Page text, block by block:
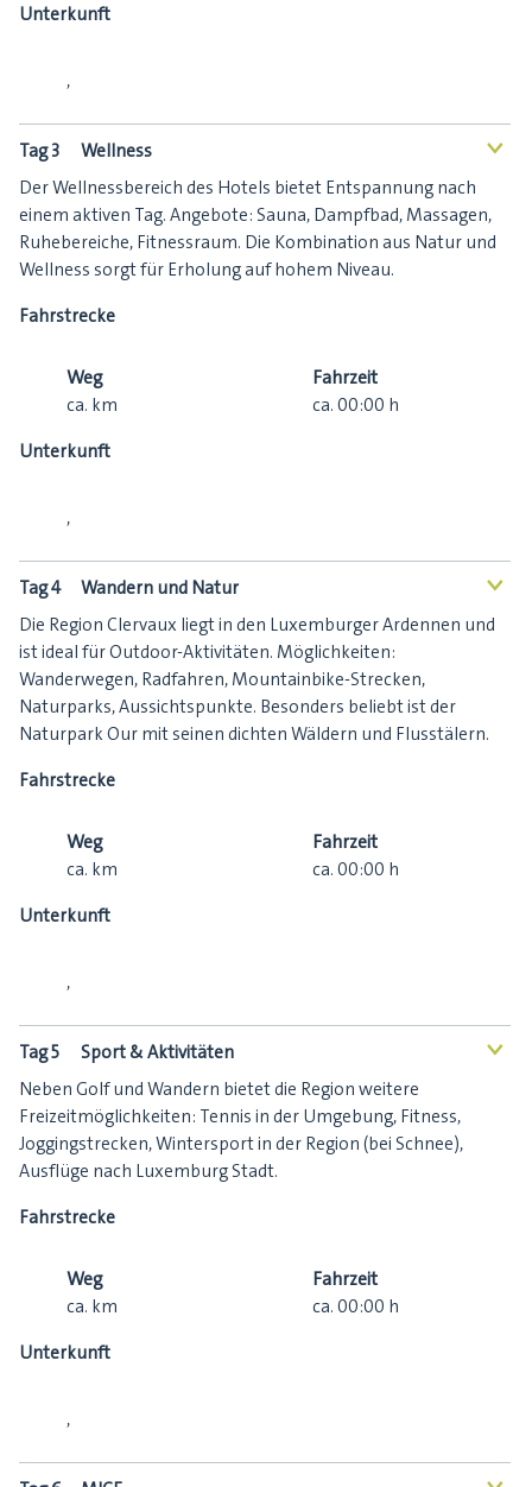
Unterkunft
,
Tag 3 Wellness <
Der Wellnessbereich des Hotels bietet Entspannung nach
einem aktiven Tag. Angebote: Sauna, Dampfbad, Massagen,
Ruhebereiche, Fitnessraum. Die Kombination aus Natur und
Wellness sorgt für Erholung auf hohem Niveau.
Fahrstrecke
Weg
ca. km
Fahrzeit
ca. 00:00 h
Unterkunft
,
Tag 4 Wandern und Natur <
Die Region Clervaux liegt in den Luxemburger Ardennen und
ist ideal für Outdoor-Aktivitäten. Möglichkeiten:
Wanderwegen, Radfahren, Mountainbike-Strecken,
Naturparks, Aussichtspunkte. Besonders beliebt ist der
Naturpark Our mit seinen dichten Wäldern und Flusstälern.
Fahrstrecke
Weg
ca. km
Fahrzeit
ca. 00:00 h
Unterkunft
,
Tag 5 Sport & Aktivitäten <
Neben Golf und Wandern bietet die Region weitere
Freizeitmöglichkeiten: Tennis in der Umgebung, Fitness,
Joggingstrecken, Wintersport in der Region (bei Schnee),
Ausflüge nach Luxemburg Stadt.
Fahrstrecke
Weg
ca. km
Fahrzeit
ca. 00:00 h
Unterkunft
,